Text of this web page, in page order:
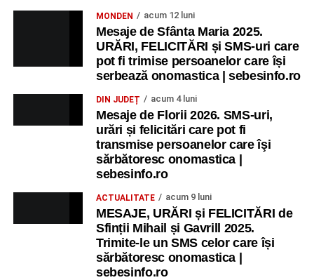
Ora 10.00– Școala din Răhău: activități recreative pentru
– Curtea Școlii „M. Kogălniceanu”: activități
recreative pentru copii.
– Grădina Muzeului Municipal „Ioan Raica”
Sebeș: încheierea Școlii de vară„Curcubeul Prieteniei”
– Aula Primăriei Municipiului Sebeș:
festivitatea de premiere a șefilor de promoție și a elevilor
Evaluare Națională și Bacalaureat.
– Parcul Tineretului: Spectacol pentru copii și
MONDEN acum 12 luni
Mesaje de Sfânta Maria 2025.
URĂRI, FELICITĂRI și SMS-uri care
pot fi trimise persoanelor care își
serbează onomastica | sebesinfo.ro
DIN JUDEȚ acum 4 luni
Mesaje de Florii 2026. SMS-uri,
urări și felicitări care pot fi
transmise persoanelor care îşi
sărbătoresc onomastica |
sebesinfo.ro
ACTUALITATE acum 9 luni
MESAJE, URĂRI și FELICITĂRI de
Sfinții Mihail și Gavrill 2025.
Trimite-le un SMS celor care își
sărbătoresc onomastica |
sebesinfo.ro